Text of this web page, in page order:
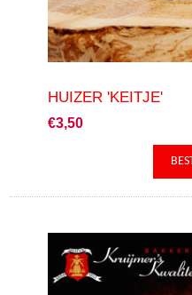
HUIZER 'KEITJE'
€3,50